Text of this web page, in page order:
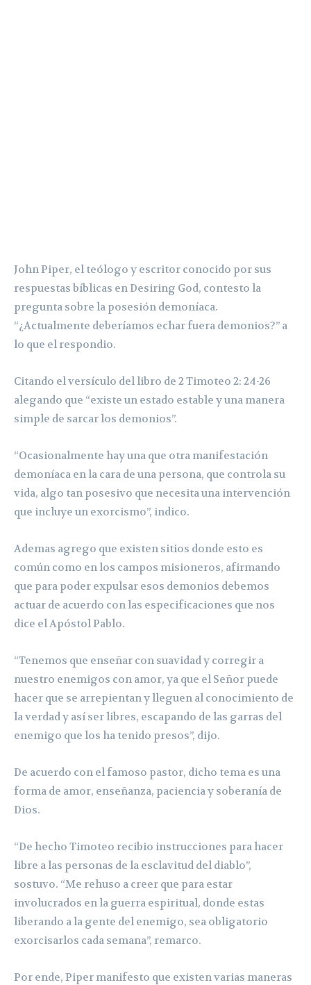
John Piper, el teólogo y escritor conocido por sus
respuestas bíblicas en Desiring God, contesto la
pregunta sobre la posesión demoníaca.
“¿Actualmente deberíamos echar fuera demonios?” a
lo que el respondio.
Citando el versículo del libro de 2 Timoteo 2: 24-26
alegando que “existe un estado estable y una manera
simple de sarcar los demonios”.
“Ocasionalmente hay una que otra manifestación
demoníaca en la cara de una persona, que controla su
vida, algo tan posesivo que necesita una intervención
que incluye un exorcismo”, indico.
Ademas agrego que existen sitios donde esto es
común como en los campos misioneros, afirmando
que para poder expulsar esos demonios debemos
actuar de acuerdo con las especificaciones que nos
dice el Apóstol Pablo.
“Tenemos que enseñar con suavidad y corregir a
nuestro enemigos con amor, ya que el Señor puede
hacer que se arrepientan y lleguen al conocimiento de
la verdad y así ser libres, escapando de las garras del
enemigo que los ha tenido presos”, dijo.
De acuerdo con el famoso pastor, dicho tema es una
forma de amor, enseñanza, paciencia y soberanía de
Dios.
“De hecho Timoteo recibio instrucciones para hacer
libre a las personas de la esclavitud del diablo”,
sostuvo. “Me rehuso a creer que para estar
involucrados en la guerra espiritual, donde estas
liberando a la gente del enemigo, sea obligatorio
exorcisarlos cada semana”, remarco.
Por ende, Piper manifesto que existen varias maneras